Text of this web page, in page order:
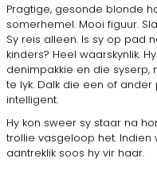
Pragtige, gesonde blonde
somerhemel. Mooi figuur.
Sy reis alleen. Is sy op pad
kinders? Heel waarskynlik.
denimpakkie en die
te lyk. Dalk die een of ander
intelligent.
Hy kon sweer sy staar na
trollie vasgeloop het. Indien
aantreklik soos hy vir haar.